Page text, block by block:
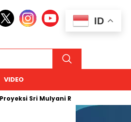
VIDEO
Mulyani Rentang USD 66–94
ID